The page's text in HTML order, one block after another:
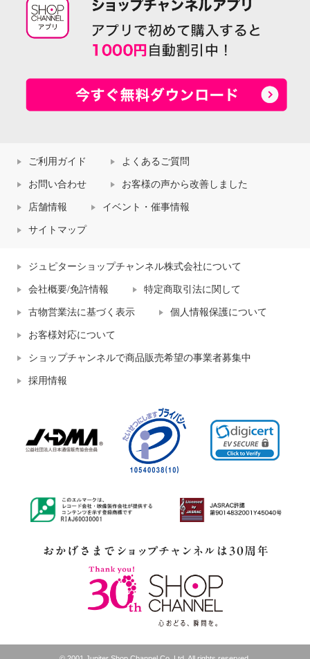
ご利用ガイド よくあるご質問
お問い合わせ お客様の声から改善しました
店舗情報 イベント・催事情報
サイトマップ
ジュピターショップチャンネル株式会社について
会社概要/免許情報 特定商取引法に関して
古物営業法に基づく表示 個人情報保護について
お客様対応について
ショップチャンネルで商品販売希望の事業者募集中
採用情報